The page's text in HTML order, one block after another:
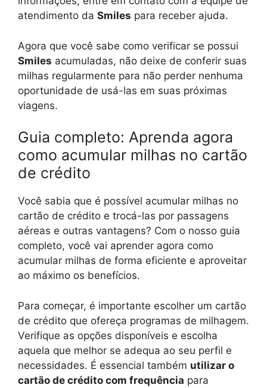
atendimento da Smiles para receber ajuda.
Agora que você sabe como verificar se possui
Smiles acumuladas, não deixe de conferir suas
milhas regularmente para não perder nenhuma
oportunidade de usá-las em suas próximas
viagens.
Guia completo: Aprenda agora
como acumular milhas no cartão
de crédito
Você sabia que é possível acumular milhas no
cartão de crédito e trocá-las por passagens
aéreas e outras vantagens? Com o nosso guia
completo, você vai aprender agora como
acumular milhas de forma eficiente e aproveitar
ao máximo os benefícios.
Para começar, é importante escolher um cartão
de crédito que ofereça programas de milhagem.
Verifique as opções disponíveis e escolha
aquela que melhor se adequa ao seu perfil e
necessidades. É essencial também utilizar o
cartão de crédito com frequência para